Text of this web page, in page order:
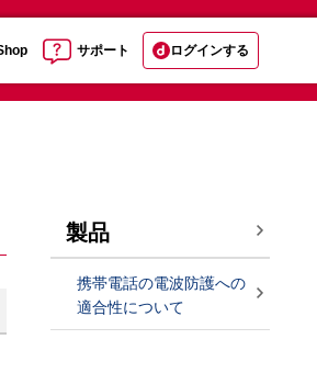
サポート ログインする
製品
携帯電話の電波防護への
適合性について